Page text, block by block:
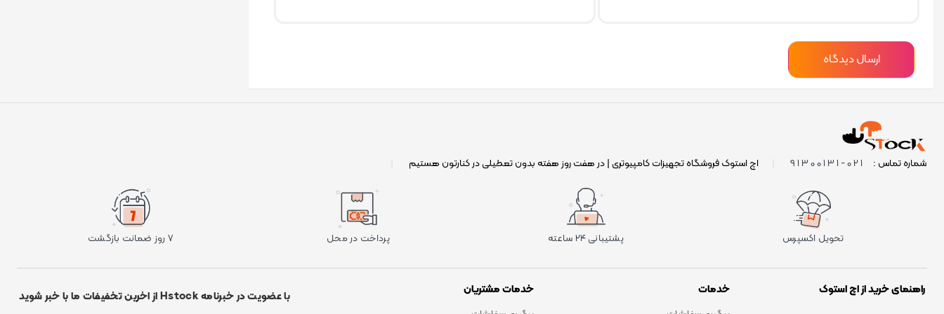
شماره تماس : 021-91300131 اچ استوک فروشگاه تجهیزات کامپیوتری | در هفت روز هفته بدون تعطیلی در کنارتون هستیم
تحویل اکسپرس پشتیبانی ۲۴ ساعته پرداخت در محل ۷ روز ضمانت بازگشت
راهنمای خرید از اچ استوک خدمات خدمات مشتریان با عضویت در خبرنامه Hstock از اخرین تخفیفات ما با خبر شوید